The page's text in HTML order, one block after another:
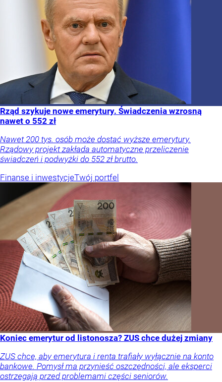
Rząd szykuje nowe emerytury. Świadczenia wzrosną
nawet o 552 zł
Nawet 200 tys. osób może dostać wyższe emerytury.
Rządowy projekt zakłada automatyczne przeliczenie
świadczeń i podwyżki do 552 zł brutto.
Finanse i inwestycjeTwój portfel
Koniec emerytur od listonosza? ZUS chce dużej zmiany
ZUS chce, aby emerytura i renta trafiały wyłącznie na konto
bankowe. Pomysł ma przynieść oszczędności, ale eksperci
ostrzegają przed problemami części seniorów.